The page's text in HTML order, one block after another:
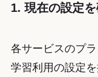
1. 現在の設定
各サービスのプ
学習利用の設定